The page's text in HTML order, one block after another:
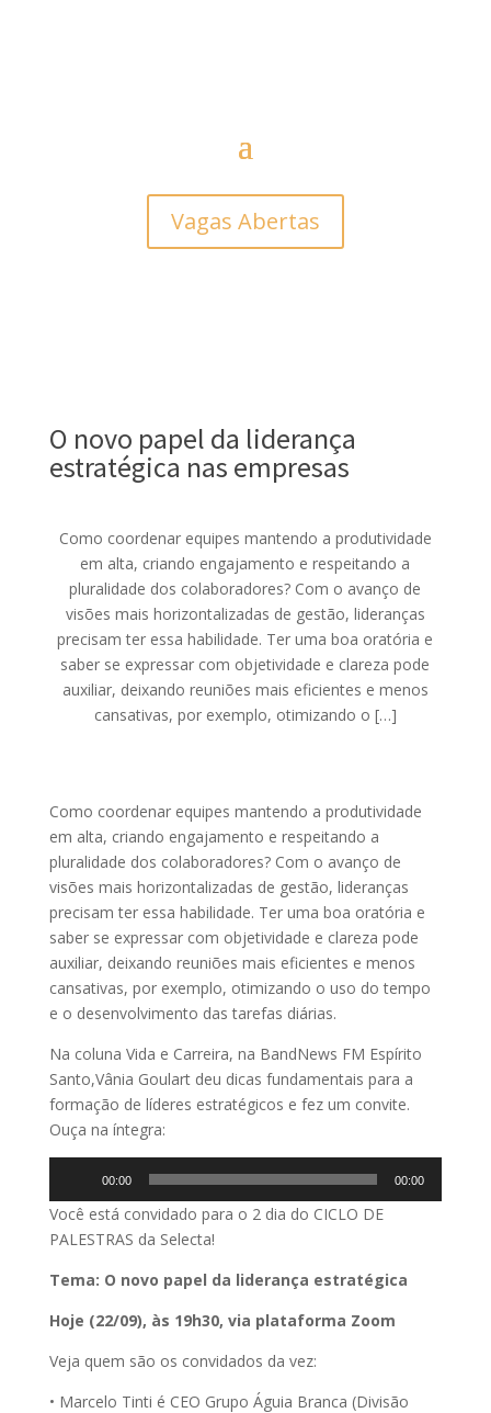
Vagas Abertas
O novo papel da liderança
estratégica nas empresas
Como coordenar equipes mantendo a produtividade
em alta, criando engajamento e respeitando a
pluralidade dos colaboradores? Com o avanço de
visões mais horizontalizadas de gestão, lideranças
precisam ter essa habilidade. Ter uma boa oratória e
saber se expressar com objetividade e clareza pode
auxiliar, deixando reuniões mais eficientes e menos
cansativas, por exemplo, otimizando o […]
Como coordenar equipes mantendo a produtividade
em alta, criando engajamento e respeitando a
pluralidade dos colaboradores? Com o avanço de
visões mais horizontalizadas de gestão, lideranças
precisam ter essa habilidade. Ter uma boa oratória e
saber se expressar com objetividade e clareza pode
auxiliar, deixando reuniões mais eficientes e menos
cansativas, por exemplo, otimizando o uso do tempo
e o desenvolvimento das tarefas diárias.
Na coluna Vida e Carreira, na BandNews FM Espírito
Santo,Vânia Goulart deu dicas fundamentais para a
formação de líderes estratégicos e fez um convite.
Ouça na íntegra:
áudio
00:00 00:00
Você está convidado para o 2 dia do CICLO DE
PALESTRAS da Selecta!
Tema: O novo papel da liderança estratégica
Hoje (22/09), às 19h30, via plataforma Zoom
Veja quem são os convidados da vez:
• Marcelo Tinti é CEO Grupo Águia Branca (Divisão